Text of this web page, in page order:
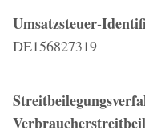
Umsatzsteuer-
DE156827319